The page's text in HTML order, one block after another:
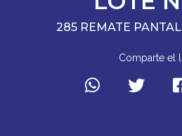
285 REMATE
Comparte el